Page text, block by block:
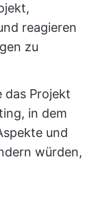
reagieren
zu
das Projekt
in dem
und
würden,